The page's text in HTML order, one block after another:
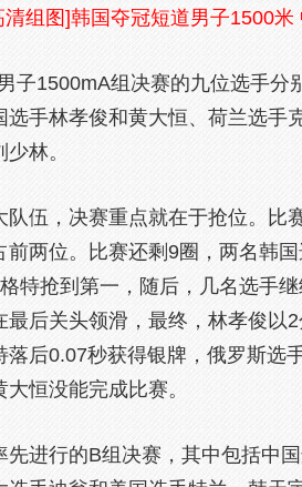
清组图]韩国夺冠短道男子1500米
1500mA组决赛的九位选手分
选手林孝俊和黄大恒、荷兰选手
林。
，决赛重点就在于抢位。比
两位。比赛还剩9圈，两名韩
特抢到第一，随后，几名选手
后关头领滑，最终，林孝俊以
后0.07秒获得银牌，俄罗斯选
恒没能完成比赛。
行的B组决赛，其中包括中国